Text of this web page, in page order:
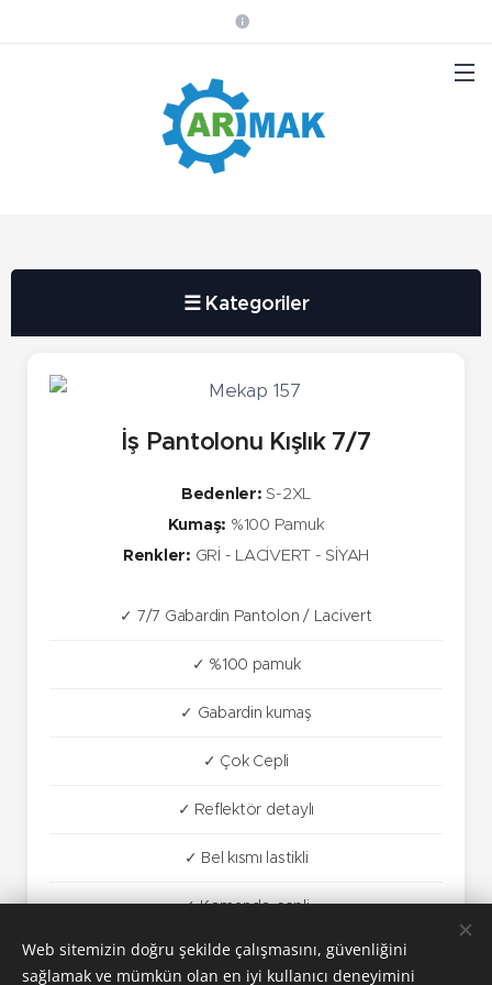
☰ Kategoriler
İş Pantolonu Kışlık 7/7
Bedenler: S-2XL
Kumaş: %100 Pamuk
Renkler: GRİ - LACİVERT - SİYAH
✓ 7/7 Gabardin Pantolon / Lacivert
✓ %100 pamuk
✓ Gabardin kumaş
✓ Çok Cepli
✓ Reflektör detaylı
✓ Bel kısmı lastikli
✓ Komando cepli
Web sitemizin doğru şekilde çalışmasını, güvenliğini
sağlamak ve mümkün olan en iyi kullanıcı deneyimini